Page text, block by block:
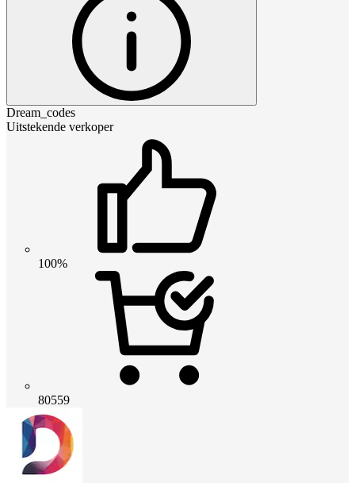
Dream_codes
Uitstekende verkoper
100%
80559